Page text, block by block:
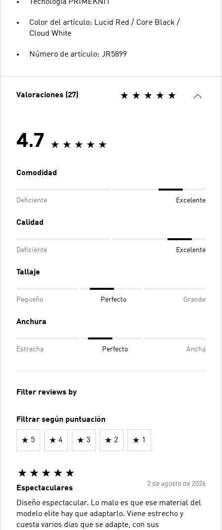
Tecnología PRIMEKNIT
Color del artículo: Lucid Red / Core Black /
Cloud White
Número de artículo: JR5899
Valoraciones (27)
4.7
Comodidad
Deficiente Excelente
Calidad
Deficiente Excelente
Tallaje
Pequeño Perfecto Grande
Anchura
Estrecha Perfecto Ancha
Filter reviews by
Filtrar según puntuación
5 4 3 2 1
2 de agosto de 2026
Espectaculares
Diseño espectacular. Lo malo es que ese material del
modelo elite hay que adaptarlo. Viene estrecho y
cuesta varios dias que se adapte, con sus